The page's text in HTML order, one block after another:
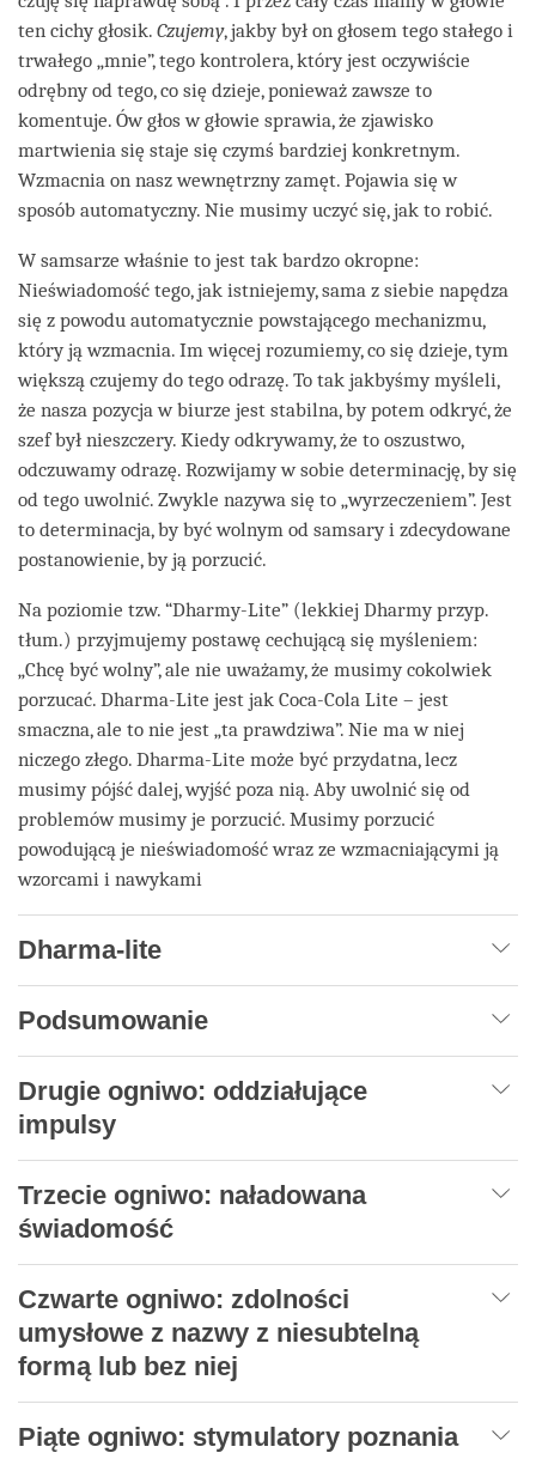
ten cichy głosik. Czujemy, jakby był on głosem tego stałego i
trwałego „mnie”, tego kontrolera, który jest oczywiście
odrębny od tego, co się dzieje, ponieważ zawsze to
komentuje. Ów głos w głowie sprawia, że zjawisko
martwienia się staje się czymś bardziej konkretnym.
Wzmacnia on nasz wewnętrzny zamęt. Pojawia się w
sposób automatyczny. Nie musimy uczyć się, jak to robić.
W samsarze właśnie to jest tak bardzo okropne:
Nieświadomość tego, jak istniejemy, sama z siebie napędza
się z powodu automatycznie powstającego mechanizmu,
który ją wzmacnia. Im więcej rozumiemy, co się dzieje, tym
większą czujemy do tego odrazę. To tak jakbyśmy myśleli,
że nasza pozycja w biurze jest stabilna, by potem odkryć, że
szef był nieszczery. Kiedy odkrywamy, że to oszustwo,
odczuwamy odrazę. Rozwijamy w sobie determinację, by się
od tego uwolnić. Zwykle nazywa się to „wyrzeczeniem”. Jest
to determinacja, by być wolnym od samsary i zdecydowane
postanowienie, by ją porzucić.
Na poziomie tzw. “Dharmy-Lite” (lekkiej Dharmy przyp.
tłum.) przyjmujemy postawę cechującą się myśleniem:
„Chcę być wolny”, ale nie uważamy, że musimy cokolwiek
porzucać. Dharma-Lite jest jak Coca-Cola Lite – jest
smaczna, ale to nie jest „ta prawdziwa”. Nie ma w niej
niczego złego. Dharma-Lite może być przydatna, lecz
musimy pójść dalej, wyjść poza nią. Aby uwolnić się od
problemów musimy je porzucić. Musimy porzucić
powodującą je nieświadomość wraz ze wzmacniającymi ją
wzorcami i nawykami
Dharma-lite
Podsumowanie
Drugie ogniwo: oddziałujące
impulsy
Trzecie ogniwo: naładowana
świadomość
Czwarte ogniwo: zdolności
umysłowe z nazwy z niesubtelną
formą lub bez niej
Piąte ogniwo: stymulatory poznania